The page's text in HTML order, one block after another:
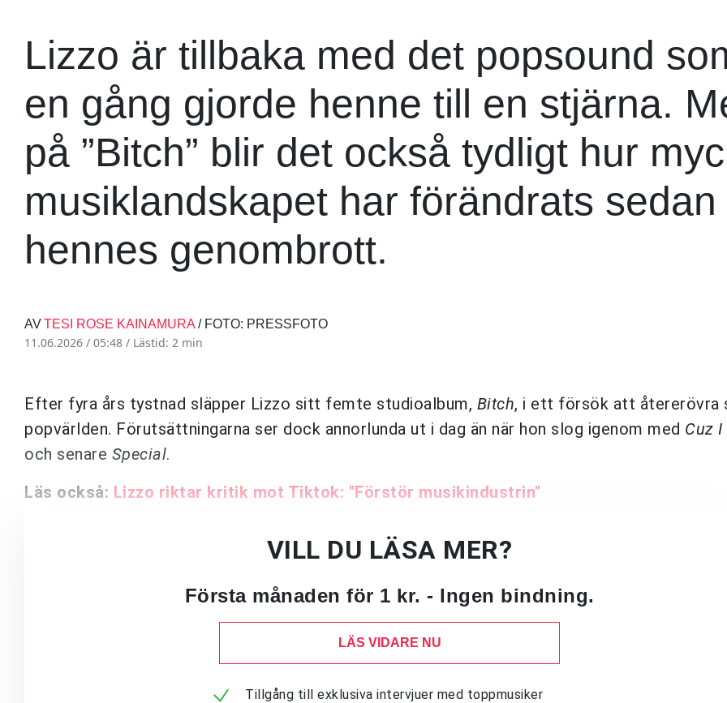
Lizzo är tillbaka med det popsound
en gång gjorde henne till en stjärna.
på ”Bitch” blir det också tydligt hur
musiklandskapet har förändrats sedan
hennes genombrott.
AVTESI ROSE KAINAMURA / FOTO: PRESSFOTO
11.06.2026 / 05:48 / Lästid: 2 min
Efter fyra års tystnad släpper Lizzo sitt femte studioalbum, Bitch, i ett försök att återerövra
popvärlden. Förutsättningarna ser dock annorlunda ut i dag än när hon slog igenom med Cuz I
och senare Special.
Läs också: Lizzo riktar kritik mot Tiktok: "Förstör musikindustrin"
VILL DU LÄSA MER?
Första månaden för 1 kr. - Ingen bindning.
LÄS VIDARE NU
Tillgång till exklusiva intervjuer med toppmusiker